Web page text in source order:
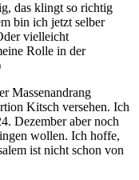
das klingt so richtig
bin ich jetzt selber
vielleicht
Rolle in der
Massenandrang
Kitsch versehen. Ich
Dezember aber noch
wollen. Ich hoffe,
ist nicht schon von